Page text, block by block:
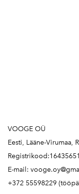
VOOGE OÜ
Eesti, Lääne-Virumaa,
Registrikood:16435651
E-mail:
+372 55598229